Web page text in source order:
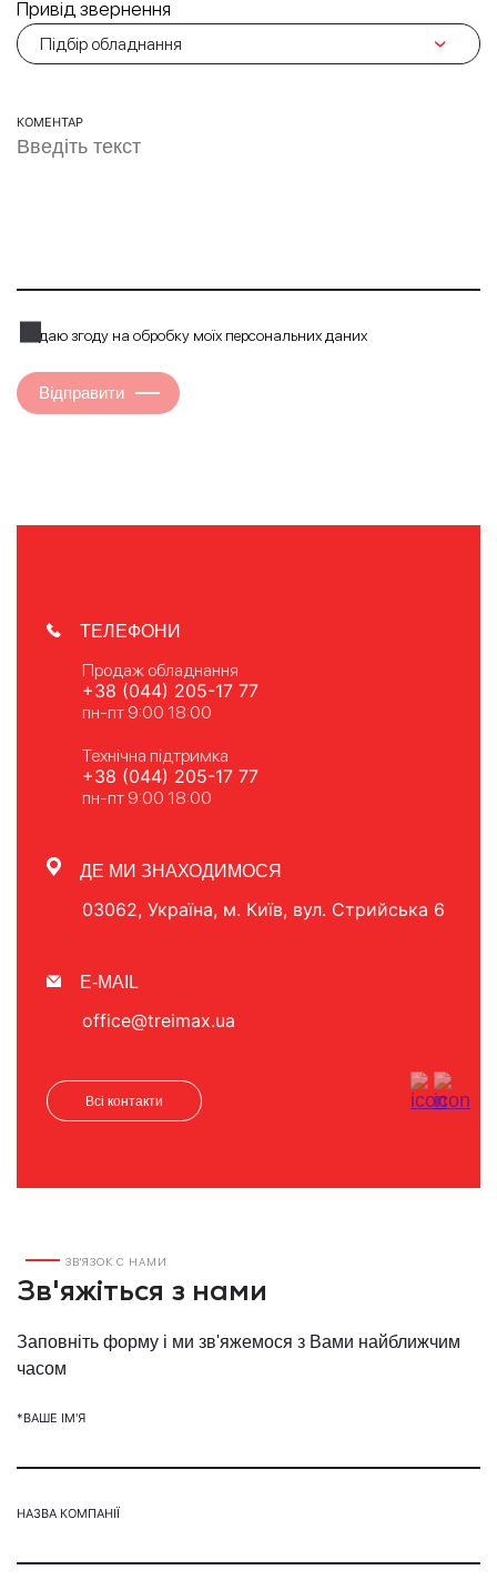
Привід звернення
КОМЕНТАР
Я даю згоду на обробку моїх персональних даних
Відправити
ТЕЛЕФОНИ
Продаж обладнання
+38 (044) 205-17 77
пн-пт 9:00 18:00
Технічна підтримка
+38 (044) 205-17 77
пн-пт 9:00 18:00
ДЕ МИ ЗНАХОДИМОСЯ
03062, Україна, м. Київ, вул. Стрийська 6
E-MAIL
office@treimax.ua
Всі контакти
ЗВ'ЯЗОК С НАМИ
Зв'яжіться з нами
Заповніть форму і ми зв'яжемося з Вами найближчим
часом
*ВАШЕ ІМ'Я
НАЗВА КОМПАНІЇ